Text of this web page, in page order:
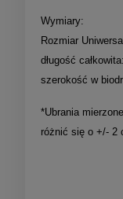
Wymiary:
Rozmiar
długość
szerokość w
*Ubrania
różnić się o +/- 2